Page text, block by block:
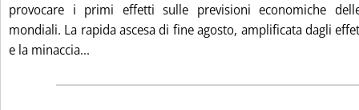
provocare i primi effetti sulle previsioni economiche
mondiali. La rapida ascesa di fine agosto, amplificata dagli
e la minaccia...